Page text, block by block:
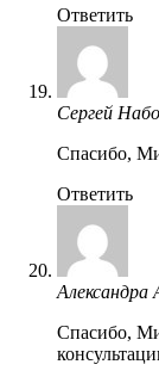
Ответить
Сергей
Спасибо,
Ответить
Александра
Спасибо,